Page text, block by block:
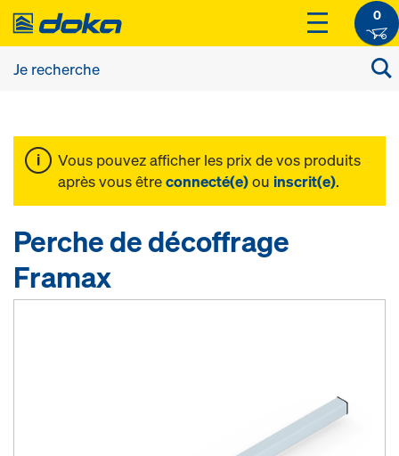
0
Vous pouvez afficher les prix de vos produits
après vous êtreconnecté(e)ou inscrit(e).
Perche de décoffrage
Framax